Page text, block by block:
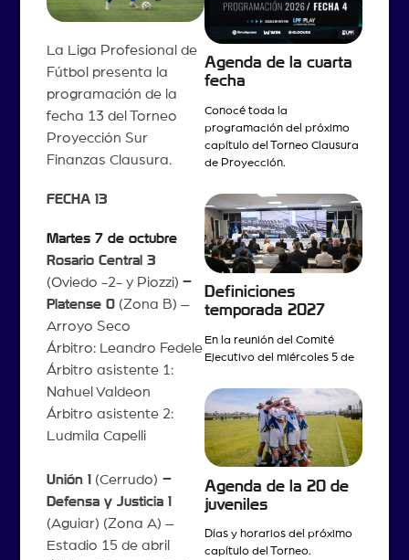
La Liga Profesional de
Fútbol presenta la
programación de la
fecha 13 del Torneo
Proyección Sur
Finanzas Clausura.
FECHA 13
Martes 7 de octubre
Rosario Central 3
(Oviedo -2- y Piozzi) –
Platense 0(Zona B) –
Arroyo Seco
Árbitro: Leandro Fedele
Árbitro asistente 1:
Nahuel Valdeon
Árbitro asistente 2:
Ludmila Capelli
Unión 1 (Cerrudo) –
Defensa y Justicia 1
(Aguiar) (Zona A) –
Estadio 15 de abril
Agenda de la cuarta
fecha
Conocé toda la
programación del próximo
capítulo del Torneo Clausura
de Proyección.
Definiciones
temporada 2027
En la reunión del Comité
Ejecutivo del miércoles 5 de
Agenda de la 20 de
juveniles
Días y horarios del próximo
capítulo del Torneo.